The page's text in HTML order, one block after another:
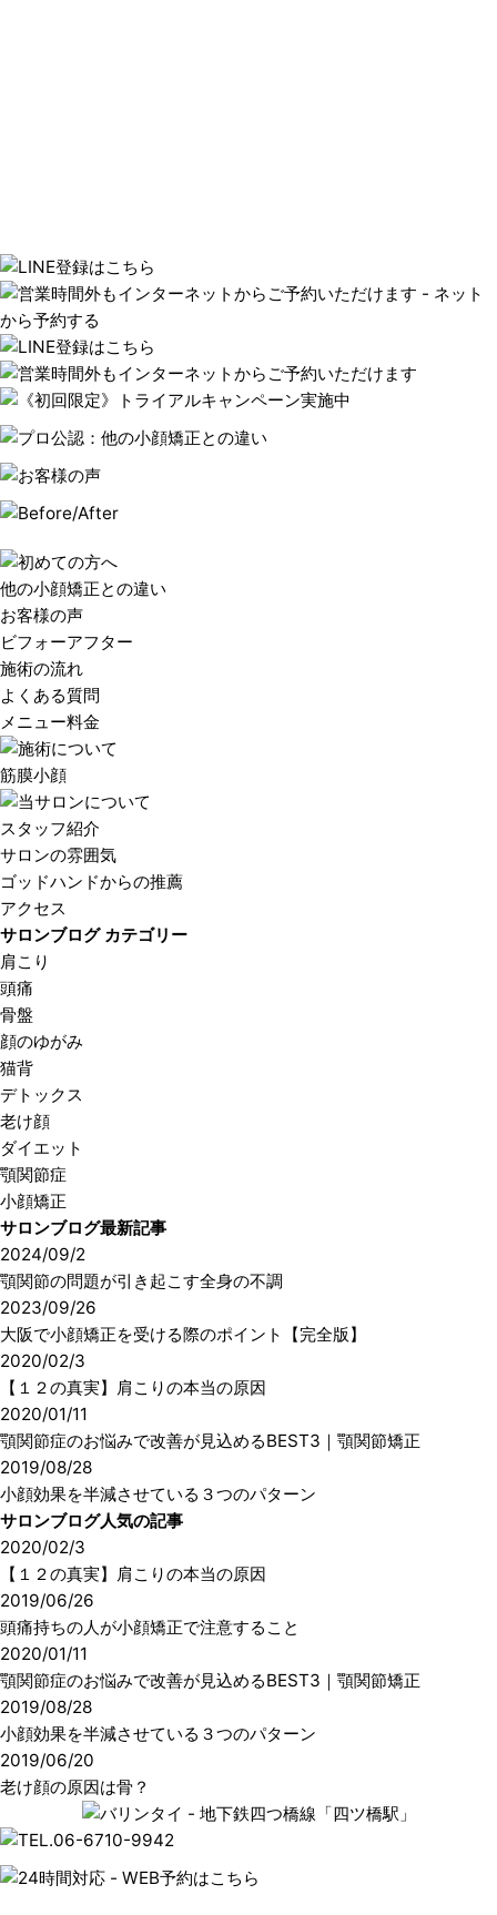
他の小顔矯正との違い
お客様の声
ビフォーアフター
施術の流れ
よくある質問
メニュー料金
筋膜小顔
スタッフ紹介
サロンの雰囲気
ゴッドハンドからの推薦
アクセス
サロンブログ カテゴリー
肩こり
頭痛
骨盤
顔のゆがみ
猫背
デトックス
老け顔
ダイエット
顎関節症
小顔矯正
サロンブログ最新記事
2024/09/2
顎関節の問題が引き起こす全身の不調
2023/09/26
大阪で小顔矯正を受ける際のポイント【完全版】
2020/02/3
【１２の真実】肩こりの本当の原因
2020/01/11
顎関節症のお悩みで改善が見込めるBEST3｜顎関節矯正
2019/08/28
小顔効果を半減させている３つのパターン
サロンブログ人気の記事
2020/02/3
【１２の真実】肩こりの本当の原因
2019/06/26
頭痛持ちの人が小顔矯正で注意すること
2020/01/11
顎関節症のお悩みで改善が見込めるBEST3｜顎関節矯正
2019/08/28
小顔効果を半減させている３つのパターン
2019/06/20
老け顔の原因は骨？